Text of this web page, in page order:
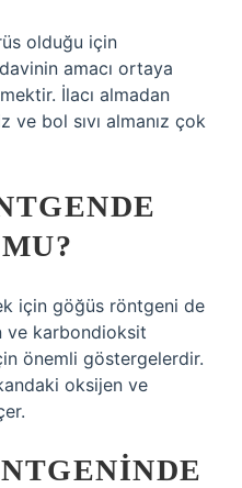
olduğu için
amacı ortaya
İlacı almadan
bol sıvı almanız çok
için göğüs röntgeni de
ve karbondioksit
önemli göstergelerdir.
oksijen ve